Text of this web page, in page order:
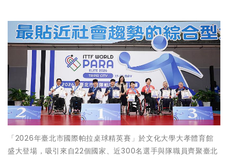
「2026年臺北市國際帕拉桌球精英賽」於文化大學大孝體育館
盛大登場，吸引來自22個國家、近300名選手與隊職員齊聚臺北